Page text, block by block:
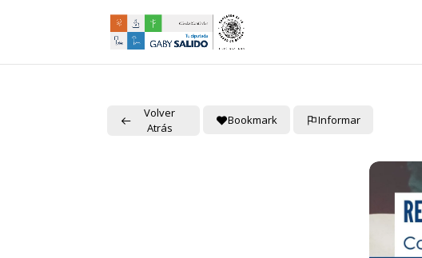
Volver
Atrás
Bookmark Informar